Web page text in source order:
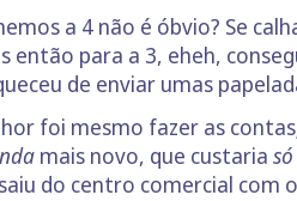
a 4 não é óbvio? Se
então para a 3, eheh,
de enviar umas
foi mesmo fazer as
mais novo, que custaria só
do centro comercial com